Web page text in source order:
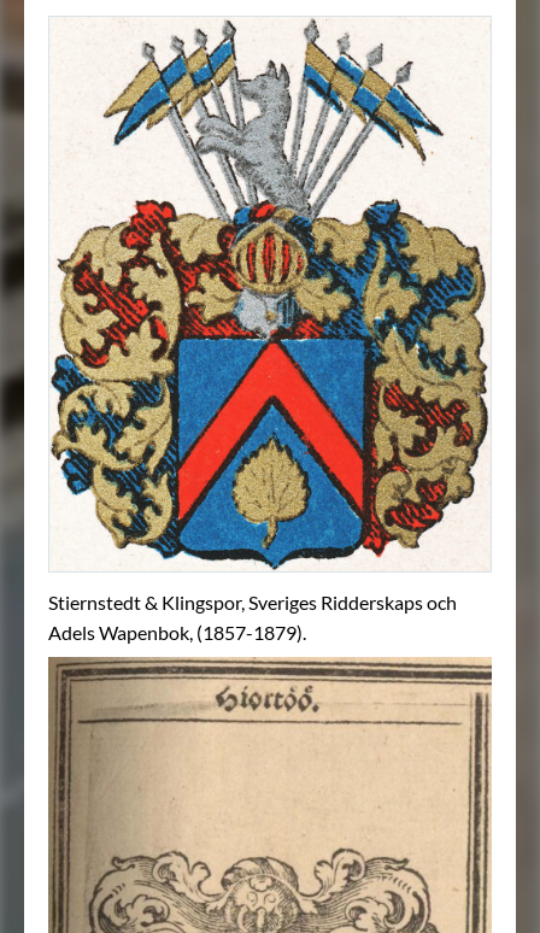
Stiernstedt & Klingspor, Sveriges Ridderskaps och
Adels Wapenbok, (1857-1879).